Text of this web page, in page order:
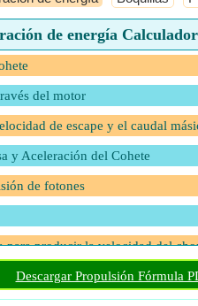
de energía
del motor
de escape y el caudal
y Aceleración del Cohete
de fotones
para producir la velocidad del
para producir la velocidad del
Descargar Propulsión Fórmula